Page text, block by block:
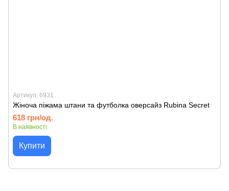
Артикул: 6931
Жіноча піжама штани та футболка оверсайз Rubina Secret
618 грн/од.
В наявності
Купити